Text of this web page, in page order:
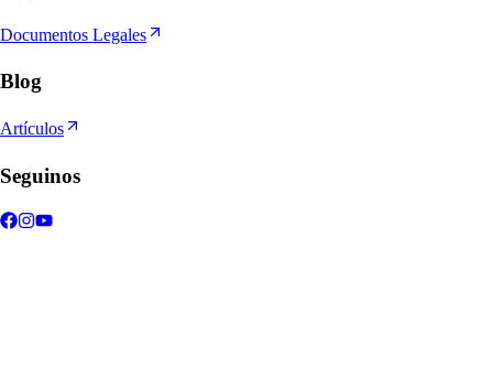
Documentos Legales
Blog
Artículos
Seguinos